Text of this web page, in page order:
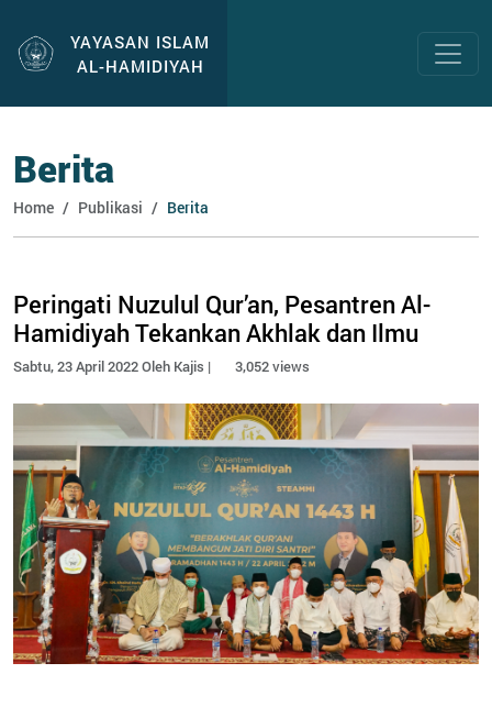
YAYASAN ISLAM
AL-HAMIDIYAH
Berita
Home Publikasi Berita
Peringati Nuzulul Qur’an, Pesantren Al-
Hamidiyah Tekankan Akhlak dan Ilmu
Sabtu, 23 April 2022 Oleh Kajis | 3,052 views